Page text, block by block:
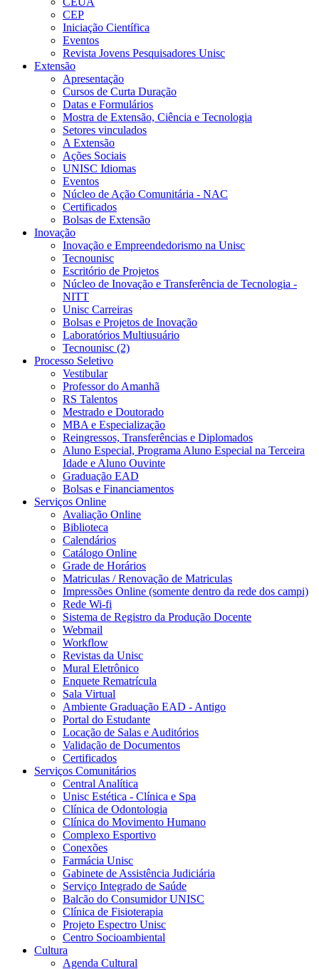
CEP
Iniciação Científica
Eventos
Revista Jovens Pesquisadores Unisc
Extensão
Apresentação
Cursos de Curta Duração
Datas e Formulários
Mostra de Extensão, Ciência e Tecnologia
Setores vinculados
A Extensão
Ações Sociais
UNISC Idiomas
Eventos
Núcleo de Ação Comunitária - NAC
Certificados
Bolsas de Extensão
Inovação
Inovação e Empreendedorismo na Unisc
Tecnounisc
Escritório de Projetos
Núcleo de Inovação e Transferência de Tecnologia -
NITT
Unisc Carreiras
Bolsas e Projetos de Inovação
Laboratórios Multiusuário
Tecnounisc (2)
Processo Seletivo
Vestibular
Professor do Amanhã
RS Talentos
Mestrado e Doutorado
MBA e Especialização
Reingressos, Transferências e Diplomados
Aluno Especial, Programa Aluno Especial na Terceira
Idade e Aluno Ouvinte
Graduação EAD
Bolsas e Financiamentos
Serviços Online
Avaliação Online
Biblioteca
Calendários
Catálogo Online
Grade de Horários
Matriculas / Renovação de Matriculas
Impressões Online (somente dentro da rede dos campi)
Rede Wi-fi
Sistema de Registro da Produção Docente
Webmail
Workflow
Revistas da Unisc
Mural Eletrônico
Enquete Rematrícula
Sala Virtual
Ambiente Graduação EAD - Antigo
Portal do Estudante
Locação de Salas e Auditórios
Validação de Documentos
Certificados
Serviços Comunitários
Central Analítica
Unisc Estética - Clínica e Spa
Clínica de Odontologia
Clínica do Movimento Humano
Complexo Esportivo
Conexões
Farmácia Unisc
Gabinete de Assistência Judiciária
Serviço Integrado de Saúde
Balcão do Consumidor UNISC
Clínica de Fisioterapia
Projeto Espectro Unisc
Centro Socioambiental
Cultura
Agenda Cultural